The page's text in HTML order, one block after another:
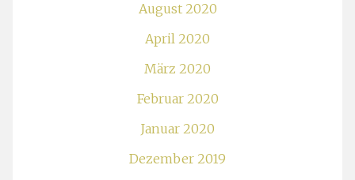
August 2020
April 2020
März 2020
Februar 2020
Januar 2020
Dezember 2019